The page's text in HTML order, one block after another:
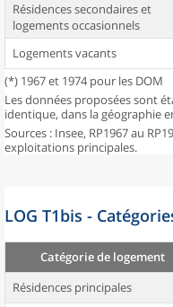
Résidences secondaires et
logements occasionnels
Logements vacants
(*) 1967 et 1974 pour les DOM
Les données proposées sont
identique, dans la géographie
Sources : Insee, RP1967 au
exploitations principales.
LOG T1bis -
Catégorie de logement
Résidences principales